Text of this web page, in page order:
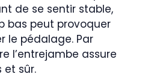
de se sentir stable,
bas peut provoquer
le pédalage. Par
l’entrejambe assure
et sûr.